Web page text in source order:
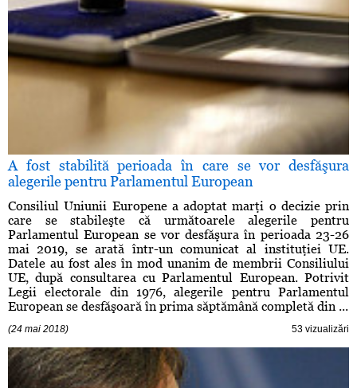
A fost stabilită perioada în care se vor desfăşura
alegerile pentru Parlamentul European
Consiliul Uniunii Europene a adoptat marţi o decizie prin
care se stabileşte că următoarele alegerile pentru
Parlamentul European se vor desfăşura în perioada 23-26
mai 2019, se arată într-un comunicat al instituţiei UE.
Datele au fost ales în mod unanim de membrii Consiliului
UE, după consultarea cu Parlamentul European. Potrivit
Legii electorale din 1976, alegerile pentru Parlamentul
European se desfăşoară în prima săptămână completă din ...
(24 mai 2018) 53 vizualizări